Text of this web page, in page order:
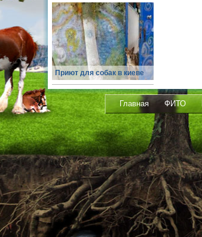
Приют для собак в киеве
Главная ФИТО